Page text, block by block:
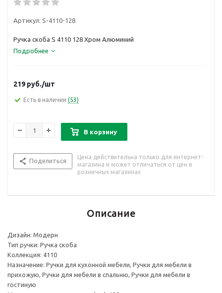
Артикул: S-4110-128
Ручка скоба S 4110 128 Хром Алюминий
Подробнее
219 руб./шт
Есть в наличии (53)
В корзину
Поделиться
Цена действительна только для интернет-
магазина и может отличаться от цен в
розничных магазинах
Описание
Дизайн: Модерн
Тип ручки: Ручка скоба
Коллекция: 4110
Назначение: Ручки для кухонной мебели, Ручки для мебели в
прихожую, Ручки для мебели в спальню, Ручки для мебели в
гостиную